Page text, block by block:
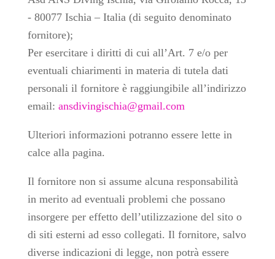
- 80077 Ischia – Italia (di seguito denominato
fornitore);
Per esercitare i diritti di cui all’Art. 7 e/o per
eventuali chiarimenti in materia di tutela dati
personali il fornitore è raggiungibile all’indirizzo
email: ansdivingischia@gmail.com
Ulteriori informazioni potranno essere lette in
calce alla pagina.
Il fornitore non si assume alcuna responsabilità
in merito ad eventuali problemi che possano
insorgere per effetto dell’utilizzazione del sito o
di siti esterni ad esso collegati. Il fornitore, salvo
diverse indicazioni di legge, non potrà essere